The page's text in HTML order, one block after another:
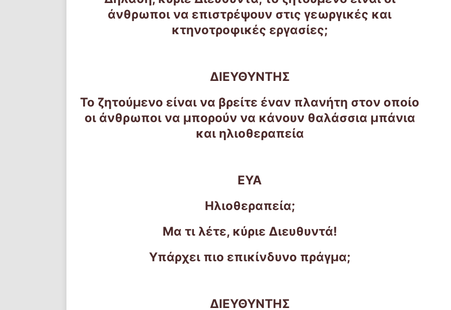
άνθρωποι να επιστρέψουν στις γεωργικές και
κτηνοτροφικές εργασίες;
ΔΙΕΥΘΥΝΤΗΣ
Το ζητούμενο είναι να βρείτε έναν πλανήτη στον οποίο
οι άνθρωποι να μπορούν να κάνουν θαλάσσια μπάνια
και ηλιοθεραπεία
ΕΥΑ
Ηλιοθεραπεία;
Μα τι λέτε, κύριε Διευθυντά!
Υπάρχει πιο επικίνδυνο πράγμα;
ΔΙΕΥΘΥΝΤΗΣ